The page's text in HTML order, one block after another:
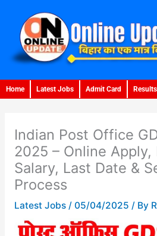
content
Home Latest Jobs Admit Card Results
Indian Post Office
2025 – Online Apply,
Salary, Last Date &
Process
Latest Jobs/ 05/04/2025 / By